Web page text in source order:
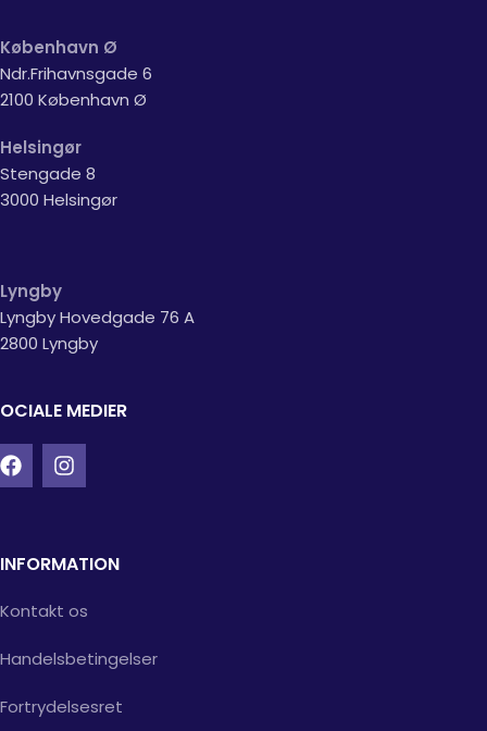
København Ø
Ndr.Frihavnsgade 6
2100 København Ø
Helsingør
Stengade 8
3000 Helsingør
Lyngby
Lyngby Hovedgade 76 A
2800 Lyngby
MEDIER
INFORMATION
Kontakt os
Handelsbetingelser
Fortrydelsesret